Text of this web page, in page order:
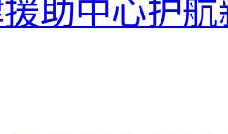
助中心护航